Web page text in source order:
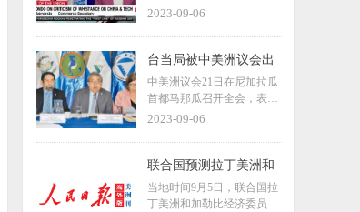
访，宣传自己的访华“成
商业频道（CNBC）节目采
访时，强调了沟通对于促进
中美经济关系的重要性，称
美企“迫切”需要中美之间进
行对话。
2023-09-06
台当局被中美洲议会出
局，“断交”效应涌现，
下一个恐是危地马拉
中美洲议会21日在尼加拉瓜
首都马那瓜召开全会，表决
通过关于取消台湾地区立法
议会常驻观察员的两项决
议。
2023-09-06
联合国预测拉丁美洲和
加勒比地区今年经济增
长1.7% 低于2022年的
当地时间9月5日，联合国拉
丁美洲和加勒比经济委员会